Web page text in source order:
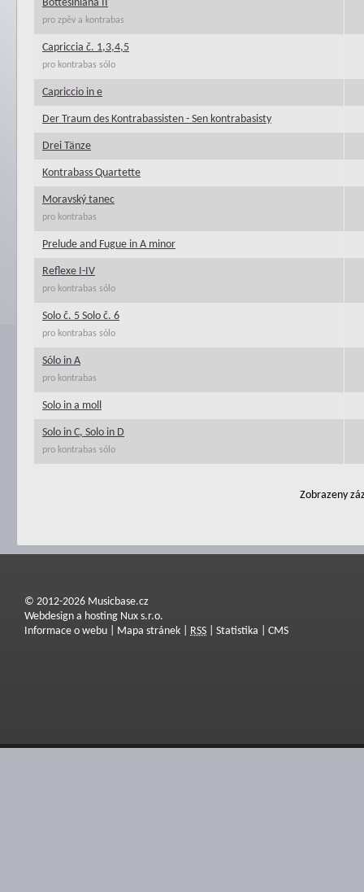
Bottesiniana II
pro zpěv a kontrabas
Capriccia č. 1,3,4,5
pro kontrabas sólo
Capriccio in e
Der Traum des Kontrabassisten - Sen kontrabasisty
Drei Tänze
Kontrabass Quartette
Moravský tanec
pro kontrabas
Prelude and Fugue in A minor
Reflexe I-IV
pro kontrabas sólo
Solo č. 5 Solo č. 6
pro kontrabas sólo
Sólo in A
pro kontrabas
Solo in a moll
Solo in C, Solo in D
pro kontrabas sólo
Zobrazeny
© 2012-2026 Musicbase.cz
Webdesign a hosting Nux s.r.o.
Informace o webu
Mapa stránek RSS Statistika CMS